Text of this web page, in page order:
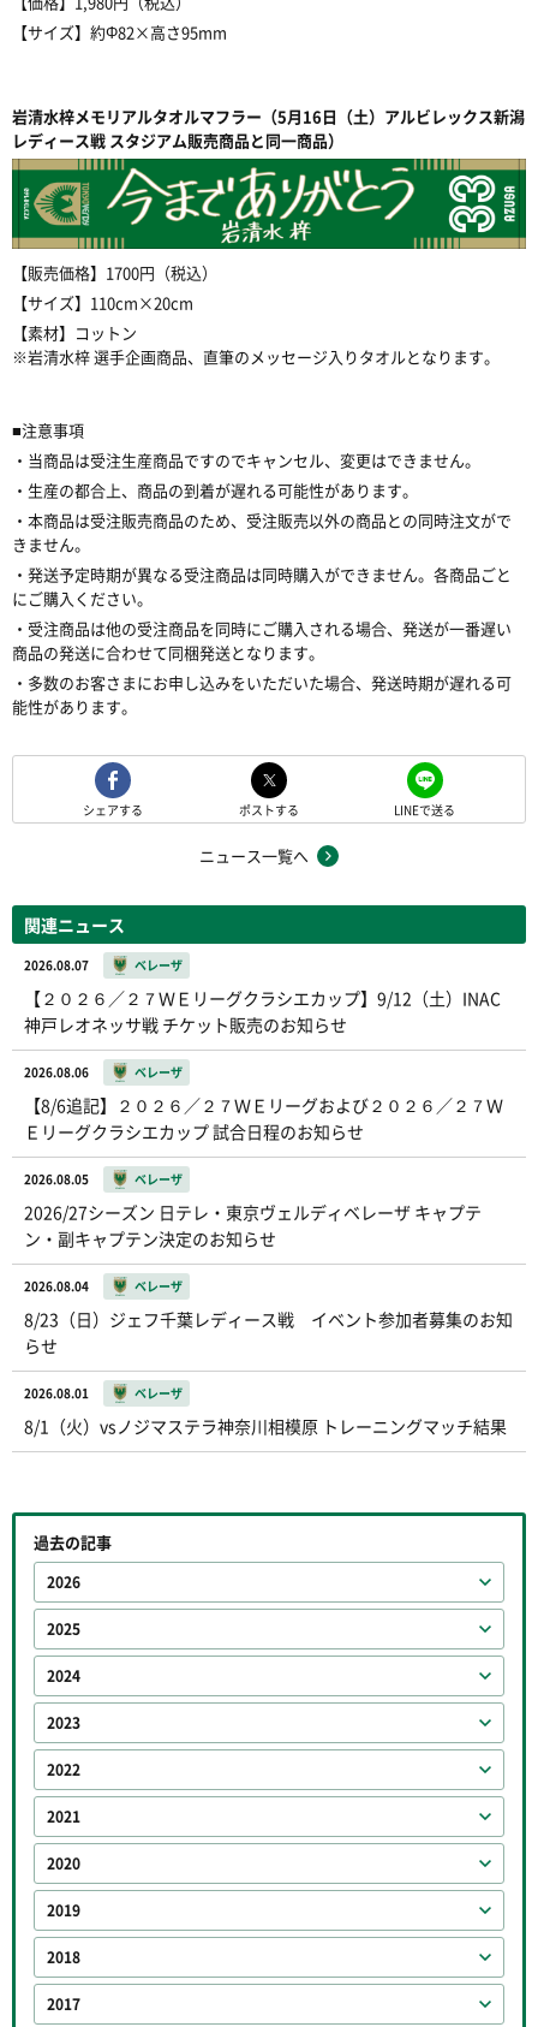
【サイズ】約Φ82×高さ95mm
岩清水梓メモリアルタオルマフラー（5月16日（土）アルビレックス新潟
レディース戦 スタジアム販売商品と同一商品）
【販売価格】1700円（税込）
【サイズ】110cm×20cm
【素材】コットン
※岩清水梓 選手企画商品、直筆のメッセージ入りタオルとなります。
■注意事項
・当商品は受注生産商品ですのでキャンセル、変更はできません。
・生産の都合上、商品の到着が遅れる可能性があります。
・本商品は受注販売商品のため、受注販売以外の商品との同時注文がで
きません。
・発送予定時期が異なる受注商品は同時購入ができません。各商品ごと
にご購入ください。
・受注商品は他の受注商品を同時にご購入される場合、発送が一番遅い
商品の発送に合わせて同梱発送となります。
・多数のお客さまにお申し込みをいただいた場合、発送時期が遅れる可
能性があります。
シェアする ポストする LINEで送る
ニュース一覧へ
関連ニュース
2026.08.07 ベレーザ
【２０２６／２７ＷＥリーグクラシエカップ】9/12（土）INAC
神戸レオネッサ戦 チケット販売のお知らせ
2026.08.06 ベレーザ
【8/6追記】２０２６／２７ＷＥリーグおよび２０２６／２７Ｗ
Ｅリーグクラシエカップ 試合日程のお知らせ
2026.08.05 ベレーザ
2026/27シーズン 日テレ・東京ヴェルディベレーザ キャプテ
ン・副キャプテン決定のお知らせ
2026.08.04 ベレーザ
8/23（日）ジェフ千葉レディース戦 イベント参加者募集のお知
らせ
2026.08.01 ベレーザ
8/1（火）vsノジマステラ神奈川相模原 トレーニングマッチ結果
過去の記事
2026
2025
2024
2023
2022
2021
2020
2019
2018
2017